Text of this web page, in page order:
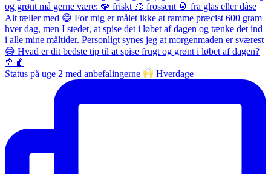
Status på uge 2 med anbefalingerne Hverdage